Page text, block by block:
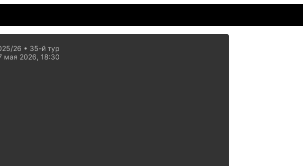
26
35-й тур
мая 2026, 18:30